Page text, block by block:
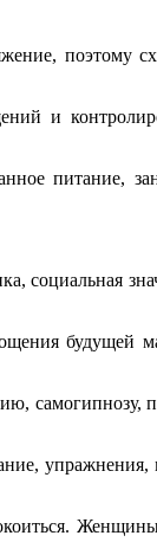
и
питание,
социальная
будущей